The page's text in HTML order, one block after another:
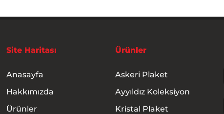
Site Haritası
Anasayfa
Hakkımızda
Ürünler
Ürünler
Askeri Plaket
Ayyıldız Koleksiyon
Kristal Plaket